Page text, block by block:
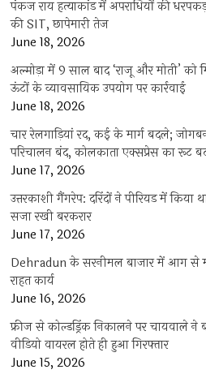
पंकज राय हत्याकांड में अपराधियों की
की SIT, छापेमारी तेज
June 18, 2026
अल्मोड़ा में 9 साल बाद ‘राजू और मोती’
ऊंटों के व्यावसायिक उपयोग पर कार्रवाई
June 18, 2026
चार रेलगाड़ियां रद, कई के मार्ग बदले;
परिचालन बंद, कोलकाता एक्सप्रेस का रूट
June 17, 2026
उत्तरकाशी गैंगरेप: दरिंदों ने पीरियड में किया
सजा रखी बरकरार
June 17, 2026
Dehradun के सरनीमल बाजार में आग से
राहत कार्य
June 16, 2026
फ्रीज से कोल्डड्रिंक निकालने पर चायवाले ने
वीडियो वायरल होते ही हुआ गिरफ्तार
June 15, 2026